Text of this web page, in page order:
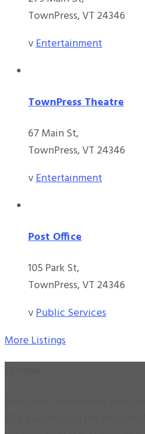
TownPress, VT 24346
vEntertainment
TownPress Theatre
67 Main St,
TownPress, VT 24346
vEntertainment
Post Office
105 Park St,
TownPress, VT 24346
vPublic Services
More Listings